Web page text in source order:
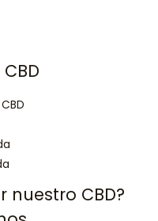
nuestro CBD?